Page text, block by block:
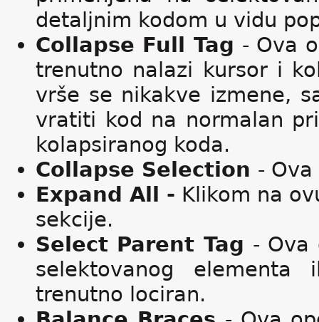
detaljnim kodom u vidu
Collapse Full Tag - Ova
trenutno nalazi kursor i
vrše se nikakve izmene,
vratiti kod na normalan
kolapsiranog koda.
Collapse Selection -
Expand All - Klikom na
sekcije.
Select Parent Tag - Ova
selektovanog
trenutno lociran.